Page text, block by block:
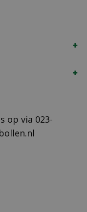
op via 023-